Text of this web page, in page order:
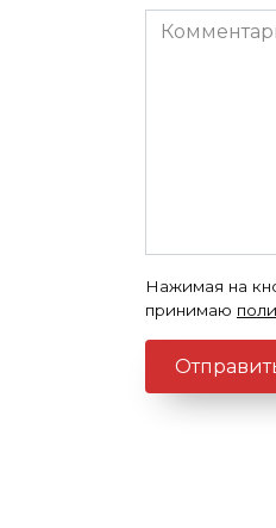
Нажимая на
принимаю